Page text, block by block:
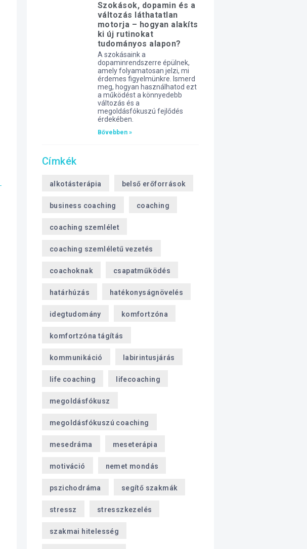
Szokások, dopamin és a
változás láthatatlan
motorja – hogyan alakíts
ki új rutinokat
tudományos alapon?
A szokásaink a
dopaminrendszerre épülnek,
amely folyamatosan jelzi, mi
érdemes figyelmünkre. Ismerd
meg, hogyan használhatod ezt
a működést a könnyedebb
változás és a
megoldásfókuszú fejlődés
érdekében.
Bővebben »
Címkék
alkotásterápia belső erőforrások
business coaching coaching
coaching szemlélet
coaching szemléletű vezetés
coachoknak csapatműködés
határhúzás hatékonyságnövelés
idegtudomány komfortzóna
komfortzóna tágítás
kommunikáció labirintusjárás
life coaching lifecoaching
megoldásfókusz
megoldásfókuszú coaching
mesedráma meseterápia
motiváció nemet mondás
pszichodráma segítő szakmák
stressz stresszkezelés
szakmai hitelesség